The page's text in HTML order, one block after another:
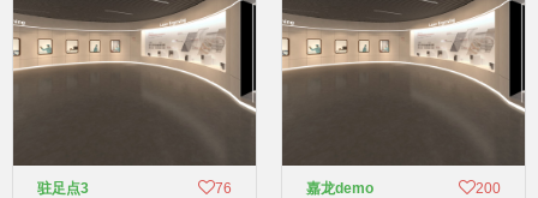
驻足点3 76 嘉龙demo 200